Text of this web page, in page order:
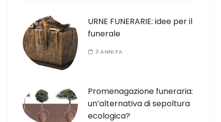
URNE FUNERARIE: idee per il
funerale
3 ANNI FA
Promenagazione funeraria:
un’alternativa di sepoltura
ecologica?